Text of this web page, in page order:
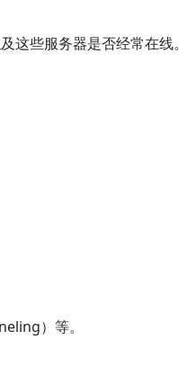
这些服务器是否经常在线。
）等。